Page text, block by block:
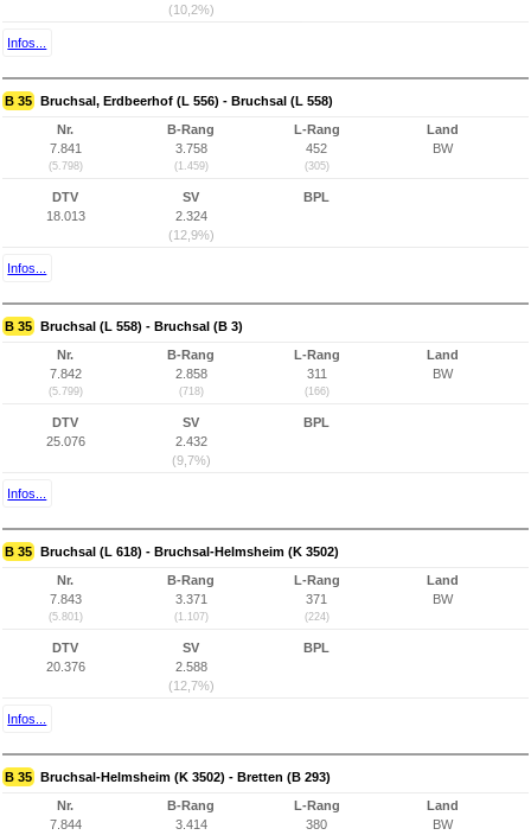
(10,2%)
Infos...
B 35 Bruchsal, Erdbeerhof (L 556) - Bruchsal (L 558)
Nr.
7.841
(5.798)
B-Rang
3.758
(1.459)
L-Rang
452
(305)
Land
BW
DTV
18.013
SV
2.324
(12,9%)
BPL
Infos...
B 35 Bruchsal (L 558) - Bruchsal (B 3)
Nr.
7.842
(5.799)
B-Rang
2.858
(718)
L-Rang
311
(166)
Land
BW
DTV
25.076
SV
2.432
(9,7%)
BPL
Infos...
B 35 Bruchsal (L 618) - Bruchsal-Helmsheim (K 3502)
Nr.
7.843
(5.801)
B-Rang
3.371
(1.107)
L-Rang
371
(224)
Land
BW
DTV
20.376
SV
2.588
(12,7%)
BPL
Infos...
B 35 Bruchsal-Helmsheim (K 3502) - Bretten (B 293)
Nr.
7.844
B-Rang
3.414
L-Rang
380
Land
BW